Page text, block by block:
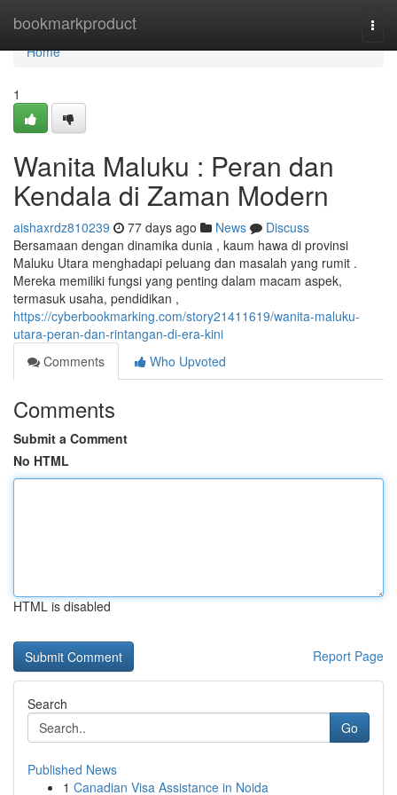
bookmarkproduct
Home
Home
1
Wanita Maluku : Peran dan
Kendala di Zaman Modern
aishaxrdz810239 77 days ago News
Discuss
Bersamaan dengan dinamika dunia , kaum hawa di provinsi
Maluku Utara menghadapi peluang dan masalah yang rumit .
Mereka memiliki fungsi yang penting dalam macam aspek,
termasuk usaha, pendidikan ,
https://cyberbookmarking.com/story21411619/wanita-maluku-
utara-peran-dan-rintangan-di-era-kini
Comments
Who Upvoted
Comments
Submit a Comment
No HTML
HTML is disabled
Report Page
Search
Go
Published News
1 Canadian Visa Assistance in Noida